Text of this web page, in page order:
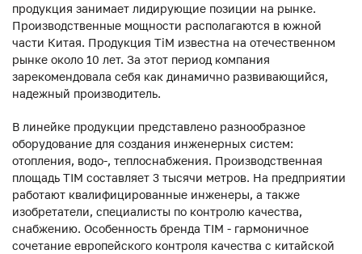
продукция занимает лидирующие позиции на рынке.
Производственные мощности располагаются в южной
части Китая. Продукция ТiM известна на отечественном
рынке около 10 лет. За этот период компания
зарекомендовала себя как динамично развивающийся,
надежный производитель.
В линейке продукции представлено разнообразное
оборудование для создания инженерных систем:
отопления, водо-, теплоснабжения. Производственная
площадь TIM составляет 3 тысячи метров. На предприятии
работают квалифицированные инженеры, а также
изобретатели, специалисты по контролю качества,
снабжению. Особенность бренда TIM - гармоничное
сочетание европейского контроля качества с китайской